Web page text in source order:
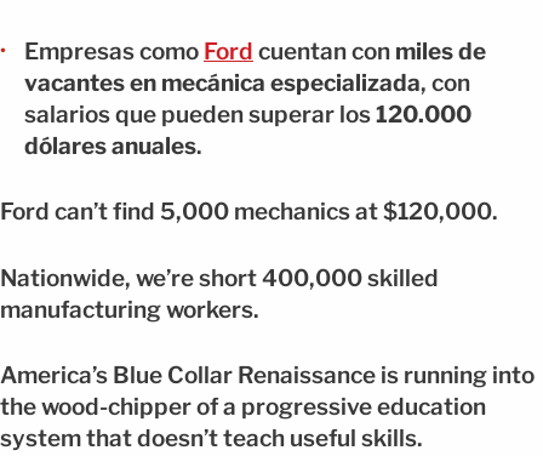
Empresas como Ford cuentan con miles de
vacantes en mecánica especializada, con
salarios que pueden superar los120.000
dólares anuales.
Ford can’t find 5,000 mechanics at $120,000.
Nationwide, we’re short 400,000 skilled
manufacturing workers.
America’s Blue Collar Renaissance is running into
the wood-chipper of a progressive education
system that doesn’t teach useful skills.